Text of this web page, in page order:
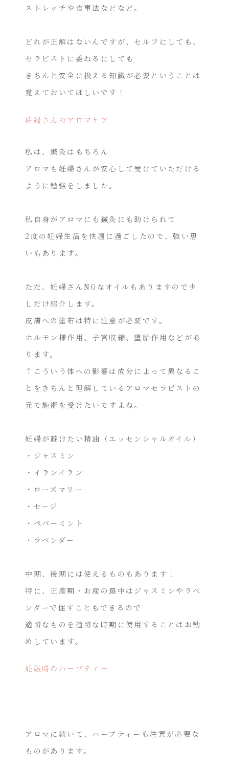
ストレッチや食事法などなど。
どれが正解はないんですが、セルフにしても、
セラピストに委ねるにしても
きちんと安全に扱える知識が必要ということは
覚えておいてほしいです！
妊婦さんのアロマケア
私は、鍼灸はもちろん
アロマも妊婦さんが安心して受けていただける
ように勉強をしました。
私自身がアロマにも鍼灸にも助けられて
2度の妊婦生活を快適に過ごしたので、強い思
いもあります。
ただ、妊婦さんNGなオイルもありますので少
しだけ紹介します。
皮膚への塗布は特に注意が必要です。
ホルモン様作用、子宮収縮、堕胎作用などがあ
ります。
↑こういう体への影響は成分によって異なるこ
とをきちんと理解しているアロマセラピストの
元で施術を受けたいですよね。
妊婦が避けたい精油（エッセンシャルオイル）
・ジャスミン
・イランイラン
・ローズマリー
・セージ
・ペパーミント
・ラベンダー
中期、後期には使えるものもあります！
特に、正産期・お産の最中はジャスミンやラベ
ンダーで促すこともできるので
適切なものを適切な時期に使用することはお勧
めしています。
妊娠時のハーブティー
アロマに続いて、ハーブティーも注意が必要な
ものがあります。